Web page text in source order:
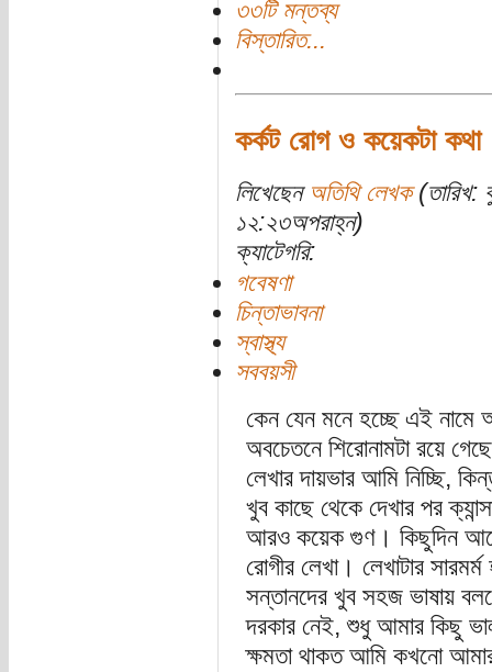
৩৩টি মন্তব্য
বিস্তারিত...
কর্কট রোগ ও কয়েকটা কথা
লিখেছেন অতিথি লেখক(তারিখ:
১২:২৩অপরাহ্ন)
ক্যাটেগরি:
গবেষণা
চিন্তাভাবনা
স্বাস্থ্য
সববয়সী
কেন যেন মনে হচ্ছে এই
অবচেতনে শিরোনামটা রয়ে
লেখার দায়ভার আমি নিচ্ছি,
খুব কাছে থেকে দেখার পর
আরও কয়েক গুণ। কিছুদিন
রোগীর লেখা। লেখাটার
সন্তানদের খুব সহজ ভাষায়
দরকার নেই, শুধু আমার কিছু
ক্ষমতা থাকত আমি কখনো